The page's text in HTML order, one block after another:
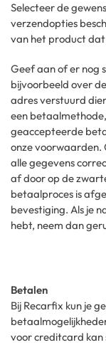
Selecteer de
verzendopties
van het product dat
Geef aan of er nog
bijvoorbeeld over
adres verstuurd
een
geaccepteerde
onze voorwaarden.
alle gegevens
af door op de
betaalproces is
bevestiging. Als je
hebt, neem dan
Betalen
Bij Recarfix kun je
voor creditcard kan